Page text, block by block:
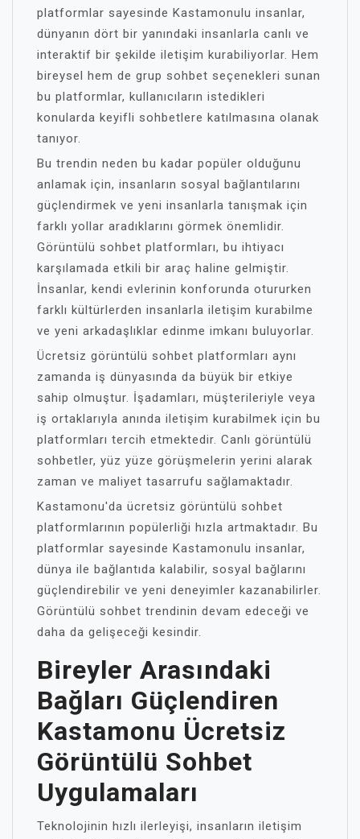
platformlar sayesinde Kastamonulu insanlar,
dünyanın dört bir yanındaki insanlarla canlı ve
interaktif bir şekilde iletişim kurabiliyorlar. Hem
bireysel hem de grup sohbet seçenekleri sunan
bu platformlar, kullanıcıların istedikleri
konularda keyifli sohbetlere katılmasına olanak
tanıyor.
Bu trendin neden bu kadar popüler olduğunu
anlamak için, insanların sosyal bağlantılarını
güçlendirmek ve yeni insanlarla tanışmak için
farklı yollar aradıklarını görmek önemlidir.
Görüntülü sohbet platformları, bu ihtiyacı
karşılamada etkili bir araç haline gelmiştir.
İnsanlar, kendi evlerinin konforunda otururken
farklı kültürlerden insanlarla iletişim kurabilme
ve yeni arkadaşlıklar edinme imkanı buluyorlar.
Ücretsiz görüntülü sohbet platformları aynı
zamanda iş dünyasında da büyük bir etkiye
sahip olmuştur. İşadamları, müşterileriyle veya
iş ortaklarıyla anında iletişim kurabilmek için bu
platformları tercih etmektedir. Canlı görüntülü
sohbetler, yüz yüze görüşmelerin yerini alarak
zaman ve maliyet tasarrufu sağlamaktadır.
Kastamonu'da ücretsiz görüntülü sohbet
platformlarının popülerliği hızla artmaktadır. Bu
platformlar sayesinde Kastamonulu insanlar,
dünya ile bağlantıda kalabilir, sosyal bağlarını
güçlendirebilir ve yeni deneyimler kazanabilirler.
Görüntülü sohbet trendinin devam edeceği ve
daha da gelişeceği kesindir.
Bireyler Arasındaki
Bağları Güçlendiren
Kastamonu Ücretsiz
Görüntülü Sohbet
Uygulamaları
Teknolojinin hızlı ilerleyişi, insanların iletişim